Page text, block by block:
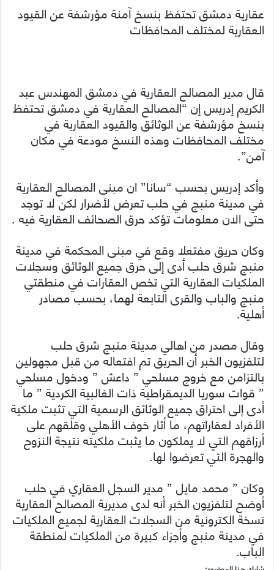
عقارية دمشق تحتفظ بنسخ آمنة مؤرشفة عن القيود
العقارية لمختلف المحافظات
قال مدير المصالح العقارية في دمشق المهندس عبد
الكريم إدريس إن “المصالح العقارية في دمشق تحتفظ
بنسخ مؤرشفة عن الوثائق والقيود العقارية في
مختلف المحافظات وهذه النسخ مودعة في مكان
آمن”.
وأكد إدريس بحسب “سانا” ان مبنى المصالح العقارية
في مدينة منبج في حلب تعرض لأضرار لكن لا توجد
حتى الان معلومات تؤكد حرق الصحائف العقارية فيه .
وكان حريق مفتعلا وقع في مبنى المحكمة في مدينة
منبج شرق حلب أدى إلى حرق جميع الوثائق وسجلات
الملكيات العقارية التي تخص العقارات في منطقتي
منبج والباب والقرى التابعة لهما، بحسب مصادر
أهلية.
وقال مصدر من اهالي مدينة منبج شرق حلب
لتلفزيون الخبر أن الحريق تم افتعاله من قبل مجهولين
بالتزامن مع خروج مسلحي ” داعش ” ودخول مسلحي
” قوات سوريا الديمقراطية ذات الغالبية الكردية ” ما
أدى إلى احتراق جميع الوثائق الرسمية التي تثبت ملكية
الأفراد لعقاراتهم، ما أثار خوف الأهلي وقلقهم على
أرزاقهم التي لا يملكون ما يثبت ملكيته نتيجة النزوح
والهجرة التي تعرضوا لها.
وكان ” محمد مايل ” مدير السجل العقاري في حلب
أوضح لتلفزيون الخبر أنه لدى مديرية المصالح العقارية
نسخة الكترونية من السجلات العقارية لجميع الملكيات
في مدينة منبج وأجزاء كبيرة من الملكيات لمنطقة
الباب.